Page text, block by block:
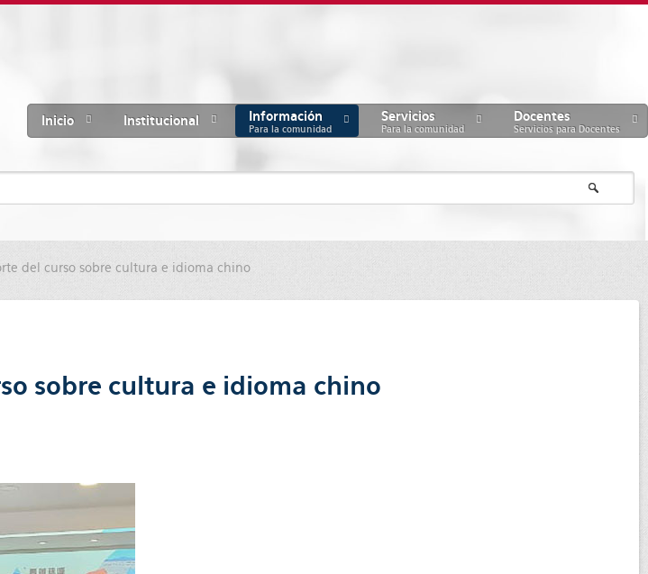
Inicio Institucional Información
Para la comunidad
Servicios
Para la comunidad
Docentes
Servicios para Docentes
del curso sobre cultura e idioma chino
sobre cultura e idioma chino